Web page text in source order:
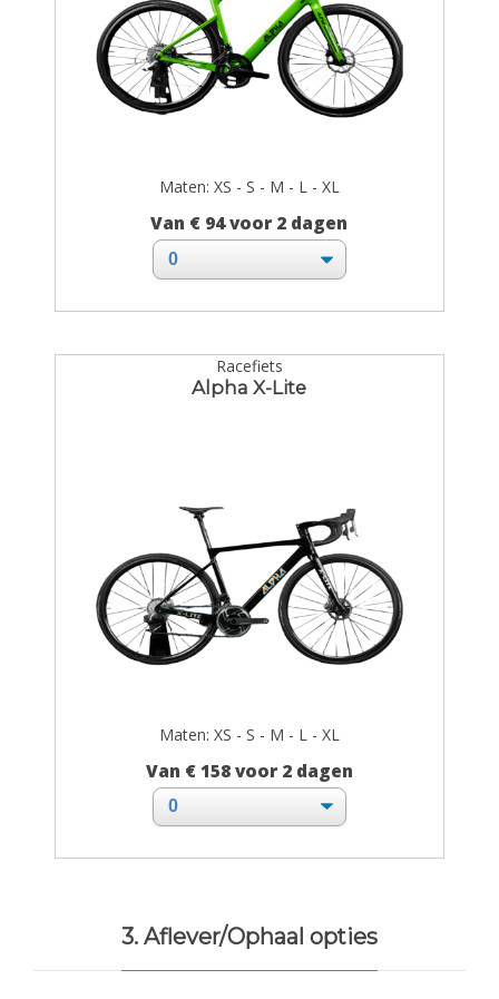
Maten: XS - S - M - L - XL
Van € 94 voor 2 dagen
Racefiets
Alpha X-Lite
Maten: XS - S - M - L - XL
Van € 158 voor 2 dagen
3. Aflever/Ophaal opties